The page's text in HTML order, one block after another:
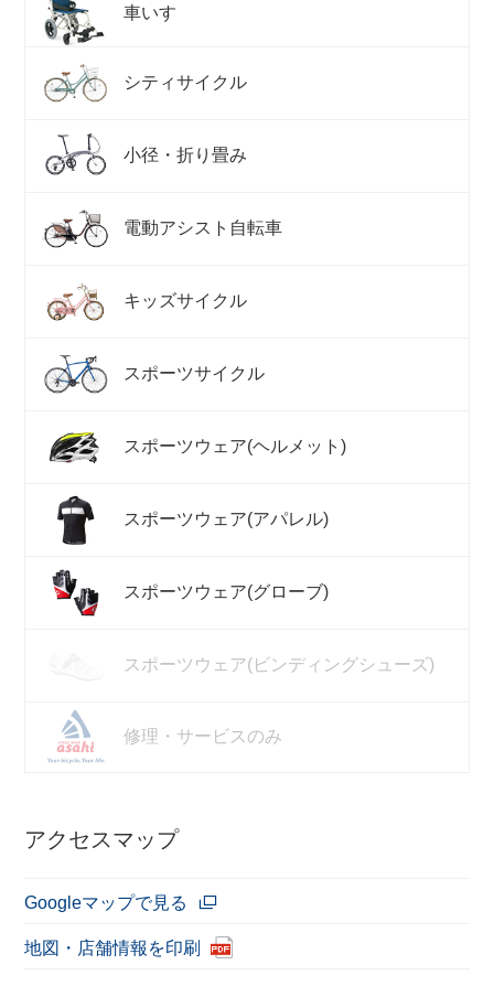
車いす
シティサイクル
小径・折り畳み
電動アシスト自転車
キッズサイクル
スポーツサイクル
スポーツウェア(ヘルメット)
スポーツウェア(アパレル)
スポーツウェア(グローブ)
スポーツウェア(ビンディングシューズ)
修理・サービスのみ
アクセスマップ
Googleマップで見る
地図・店舗情報を印刷